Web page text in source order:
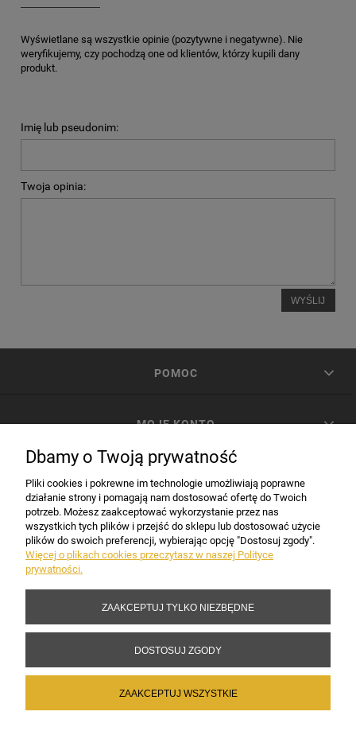
Wyświetlane są wszystkie opinie (pozytywne i negatywne). Nie
weryfikujemy, czy pochodzą one od klientów, którzy kupili dany
produkt.
Imię lub pseudonim:
Twoja opinia:
WYŚLIJ
POMOC
MOJE KONTO
INFORMACJE
Copyright 2017-2026 Sakramento.pl
Dbamy o Twoją prywatność
Pliki cookies i pokrewne im technologie umożliwiają poprawne
działanie strony i pomagają nam dostosować ofertę do Twoich
potrzeb. Możesz zaakceptować wykorzystanie przez nas
wszystkich tych plików i przejść do sklepu lub dostosować użycie
plików do swoich preferencji, wybierając opcję "Dostosuj zgody".
Więcej o plikach cookies przeczytasz w naszej Polityce
prywatności.
ZAAKCEPTUJ TYLKO NIEZBĘDNE
DOSTOSUJ ZGODY
ZAAKCEPTUJ WSZYSTKIE